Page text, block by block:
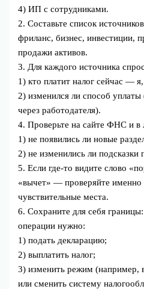
4) ИП с сотрудниками.
2. Составьте список
фриланс, бизнес, инвестиции,
продажи активов.
3. Для каждого источника
1) кто платит налог сейчас —
2) изменился ли способ
через работодателя).
4. Проверьте на сайте ФНС и в
1) не появились ли новые
2) не изменились ли
5. Если где-то видите слово
«вычет» — проверяйте именно
чувствительные места.
6. Сохраните для себя
операции нужно:
1) подать декларацию;
2) выплатить налог;
3) изменить режим (например,
или сменить систему